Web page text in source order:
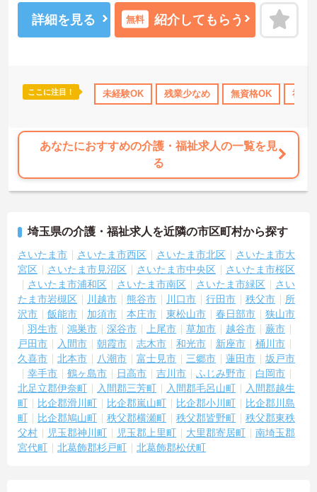
休日110日以上 資格取得サポート 研修制度あり 産休･育休･介
詳細を見る 無料 紹介してもらう
ここに注目！ 未経験OK 残業少なめ 無資格OK 社会
あなたにおすすめの介護・福祉求人の一覧を見
る
埼玉県の介護・福祉求人を近隣の市区町村から探す
さいたま市 さいたま市西区 さいたま市北区
さいたま市大
宮区
さいたま市見沼区 さいたま市中央区
さいたま市桜区
さいたま市浦和区
さいたま市南区 さいたま市緑区
さい
たま市岩槻区
川越市 熊谷市 川口市 行田市 秩父市
所
沢市
飯能市 加須市 本庄市 東松山市 春日部市
狭山市
羽生市
鴻巣市 深谷市 上尾市 草加市 越谷市
蕨市
戸田市
入間市 朝霞市 志木市 和光市 新座市
桶川市
久喜市
北本市 八潮市 富士見市 三郷市 蓮田市
坂戸市
幸手市
鶴ヶ島市 日高市 吉川市 ふじみ野市
白岡市
北足立郡伊奈町
入間郡三芳町 入間郡毛呂山町
入間郡越生
町
比企郡滑川町 比企郡嵐山町 比企郡小川町
比企郡川島
町
比企郡鳩山町 秩父郡横瀬町 秩父郡皆野町
秩父郡東秩
父村
児玉郡神川町 児玉郡上里町 大里郡寄居町
南埼玉郡
宮代町
北葛飾郡杉戸町 北葛飾郡松伏町